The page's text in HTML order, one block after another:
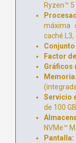
Ryzen™ 5
máxima
caché
Factor
Gráficos
Servicio
de 100
NVMe™
Pantalla: